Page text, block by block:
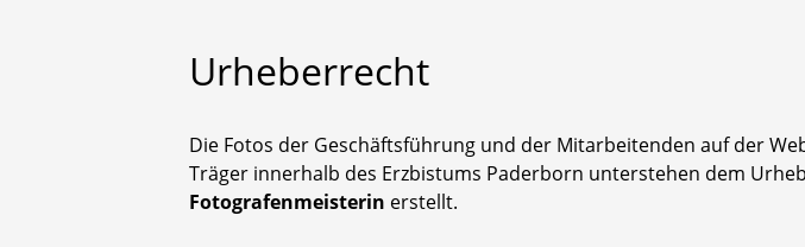
Urheberrecht
Die Fotos der Geschäftsführung und der Mitarbeitenden auf der
Träger innerhalb des Erzbistums Paderborn unterstehen dem
Fotografenmeisterin erstellt.